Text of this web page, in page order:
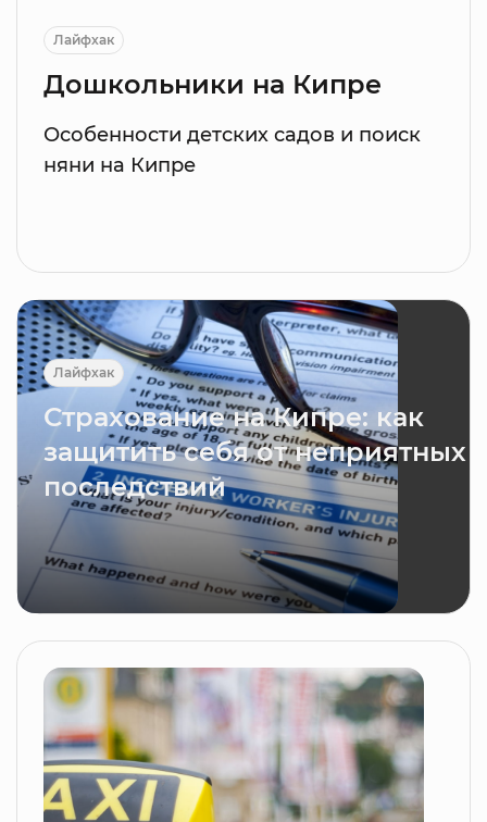
Лайфхак
Дошкольники на Кипре
Особенности детских садов и поиск
няни на Кипре
Лайфхак
Страхование на Кипре: как
защитить себя от неприятных
последствий